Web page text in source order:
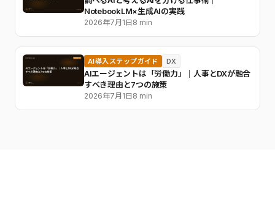
NotebookLM×生成AIの実践
2026年7月1日8 min
AI導入ステップガイド DX
AIエージェントは「労働力」｜人事とDXが融合
すべき理由と7つの施策
2026年7月1日8 min